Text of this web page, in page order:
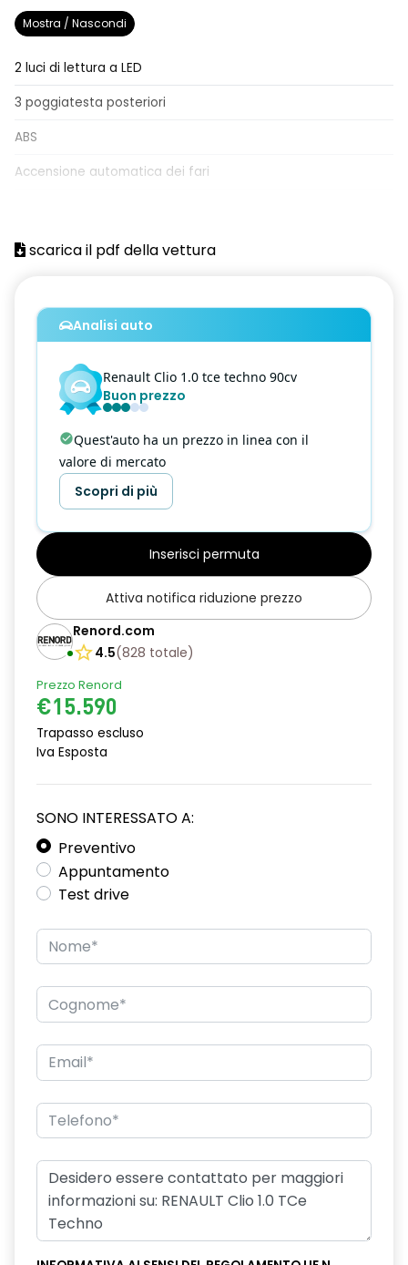
Mostra / Nascondi
2 luci di lettura a LED
3 poggiatesta posteriori
ABS
Accensione automatica dei fari
Airbag frontale conducente
Airbag laterali a tendina anteriori
Airbag laterali a tendina posteriori
Alzacristalli anteriori e posteriori elettrici impulsionali
Armonia interna Black con cielo nero
Assistenza alla frenata di emergenza
Assistenza alla partenza in salita
Attacchi ISOFIX posteriori più passeggero anteriore
Bracciolo anteriore
Cerchi in lega da 16" diamantati black Boavista
Chiamata d'emergenza automatica
Climatizzatore automatico
Cruise Control
Cruscotto "soft touch"
Distance Warning (avviso distanza di sicurezza)
Driver Attention Alert
Driver Display 7"
Fari Full LED posteriori
Fari posteriori con firma luminosa a LED C-SHAPE
Griglia alloggiamento fendinebbia cromata
Griglia frontale cromata
Keyless Entry
Kit Riparazione Pneumatici
Lane Departure Warning (avviso superamento linea)
Lane Keep Assist (assistenza al mantenimento della corsia)
scarica il pdf della vettura
Analisi auto
Renault Clio 1.0 tce techno 90cv
Buon prezzo
Quest'auto ha un prezzo in linea con il
valore di mercato
Scopri di più
Inserisci permuta
Attiva notifica riduzione prezzo
Renord.com
4.5(828 totale)
Prezzo Renord
€15.590
Trapasso escluso
Iva Esposta
SONO INTERESSATO A:
Preventivo
Appuntamento
Test drive